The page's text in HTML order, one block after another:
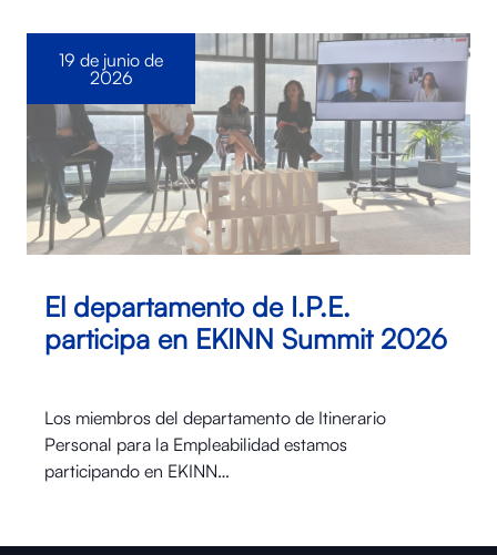
El departamento de I.P.E.
participa en EKINN Summit 2026
Los miembros del departamento de Itinerario
Personal para la Empleabilidad estamos
participando en EKINN…
19 de junio de
2026